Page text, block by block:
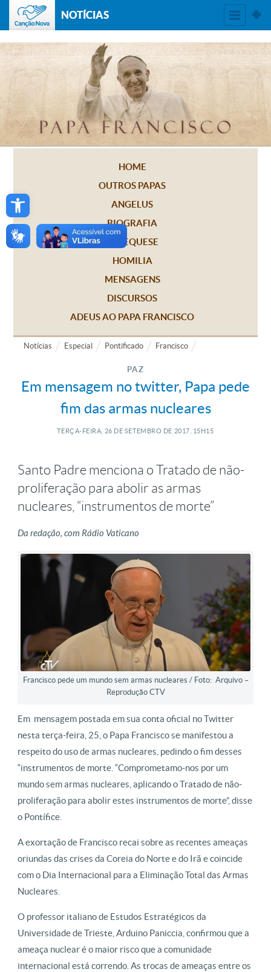
Open toolbar
NOTÍCIAS
HOME
OUTROS PAPAS
ANGELUS
BIOGRAFIA
CATEQUESE
HOMILIA
MENSAGENS
DISCURSOS
ADEUS AO PAPA FRANCISCO
Notícias Especial Pontificado Francisco
PAZ
Em mensagem no twitter, Papa pede
fim das armas nucleares
TERÇA-FEIRA, 26 DE SETEMBRO DE 2017, 15H15
Santo Padre menciona o Tratado de não-
proliferação para abolir as armas
nucleares, “instrumentos de morte”
Da redação, com Rádio Vaticano
Francisco pede um mundo sem armas nucleares / Foto: Arquivo –
Reprodução CTV
Em mensagem postada em sua conta oficial no Twitter
nesta terça-feira, 25, o Papa Francisco se manifestou a
respeito do uso de armas nucleares, pedindo o fim desses
“instrumentos de morte. “Comprometamo-nos por um
mundo sem armas nucleares, aplicando o Tratado de não-
proliferação para abolir estes instrumentos de morte”, disse
o Pontífice.
A exortação de Francisco recai sobre as recentes ameaças
oriundas das crises da Coreia do Norte e do Irã e coincide
com o Dia Internacional para a Eliminação Total das Armas
Nucleares.
O professor italiano de Estudos Estratégicos da
Universidade de Trieste, Arduino Paniccia, confirmou que a
ameaça nuclear é o maior risco que a comunidade
internacional está correndo. As trocas de ameaças entre os